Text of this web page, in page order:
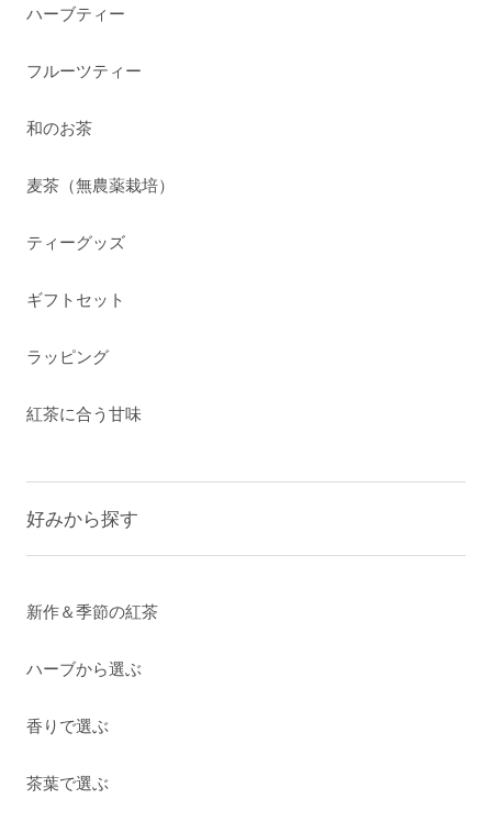
ハーブティー
フルーツティー
和のお茶
麦茶（無農薬栽培）
ティーグッズ
ギフトセット
ラッピング
紅茶に合う甘味
好みから探す
新作＆季節の紅茶
ハーブから選ぶ
香りで選ぶ
茶葉で選ぶ